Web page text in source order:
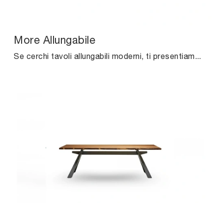
More Allungabile
Se cerchi tavoli allungabili moderni, ti presentiamo il modello da cucina in ceramica More Allungabile della marca Midj.